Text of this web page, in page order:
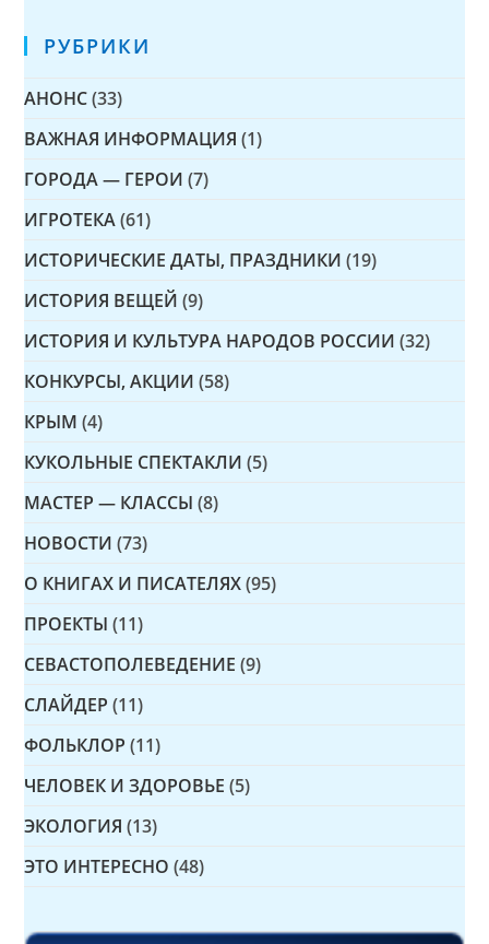
РУБРИКИ
АНОНС (33)
ВАЖНАЯ ИНФОРМАЦИЯ (1)
ГОРОДА — ГЕРОИ (7)
ИГРОТЕКА (61)
ИСТОРИЧЕСКИЕ ДАТЫ, ПРАЗДНИКИ (19)
ИСТОРИЯ ВЕЩЕЙ (9)
ИСТОРИЯ И КУЛЬТУРА НАРОДОВ РОССИИ (32)
КОНКУРСЫ, АКЦИИ (58)
КРЫМ (4)
КУКОЛЬНЫЕ СПЕКТАКЛИ (5)
МАСТЕР — КЛАССЫ (8)
НОВОСТИ (73)
О КНИГАХ И ПИСАТЕЛЯХ (95)
ПРОЕКТЫ (11)
СЕВАСТОПОЛЕВЕДЕНИЕ (9)
СЛАЙДЕР (11)
ФОЛЬКЛОР (11)
ЧЕЛОВЕК И ЗДОРОВЬЕ (5)
ЭКОЛОГИЯ (13)
ЭТО ИНТЕРЕСНО (48)